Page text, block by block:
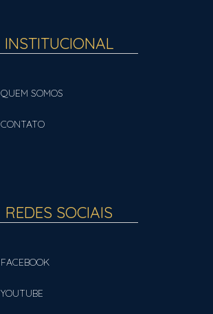
INSTITUCIONAL
QUEM SOMOS
CONTATO
REDES SOCIAIS
FACEBOOK
YOUTUBE